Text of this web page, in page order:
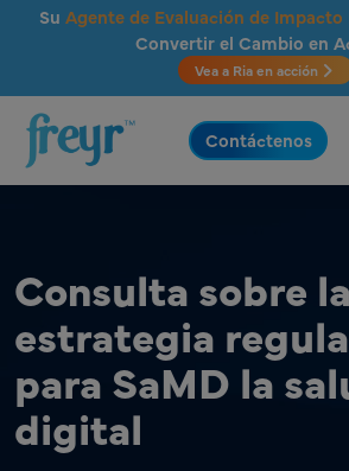
Saltar al contenido principal
Su Agente de Evaluación de
Convertir el Cambio en
Vea a Ria en acción
.
Contáctenos
Consulta sobre la
estrategia
para SaMD la
digital